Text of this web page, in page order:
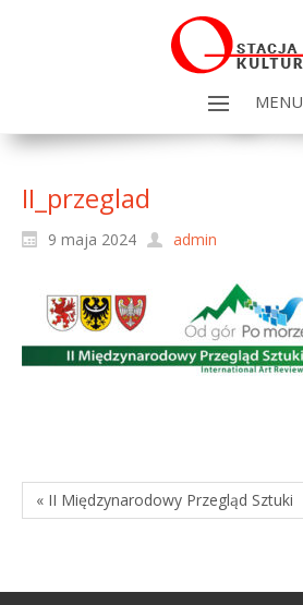
MENU
II_przeglad
9 maja 2024 admin
« II Międzynarodowy Przegląd Sztuki